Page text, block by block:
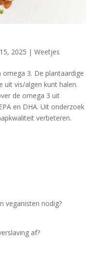
2025 | Weetjes
3. De plantaardige
uit vis/algen kunt halen.
de omega 3 uit
en DHA. Uit onderzoek
verbeteren.
veganisten nodig?
af?